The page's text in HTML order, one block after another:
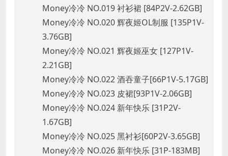
Money冷冷 NO.019 衬衫裙 [84P2V-2.62GB]
Money冷冷 NO.020 辉夜姬OL制服 [135P1V-
3.76GB]
Money冷冷 NO.021 辉夜姬巫女 [127P1V-
2.21GB]
Money冷冷 NO.022 酒吞童子[66P1V-5.17GB]
Money冷冷 NO.023 皮裙[93P1V-2.06GB]
Money冷冷 NO.024 新年快乐 [31P2V-
1.67GB]
Money冷冷 NO.025 黑衬衫[60P2V-3.65GB]
Money冷冷 NO.026 新年快乐 [31P-183MB]